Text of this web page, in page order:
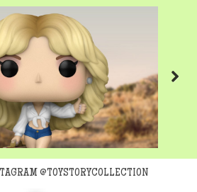
Next
@TOYSTORYCOLLECTION